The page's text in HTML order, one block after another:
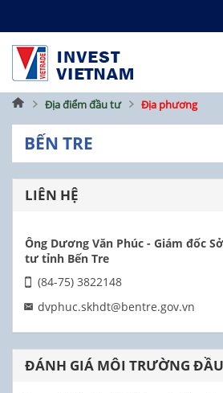
Trang
chủ
Địa điểm đầu tư Địa phương
BẾN TRE
LIÊN HỆ
Ông Dương Văn Phúc - Giám đốc
tư tỉnh Bến Tre
(84-75) 3822148
dvphuc.skhdt@bentre.gov.vn
ĐÁNH GIÁ MÔI TRƯỜNG